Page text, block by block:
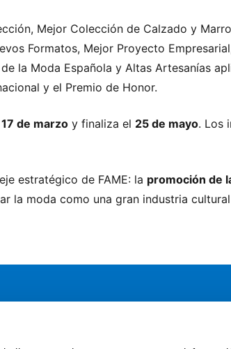
Mejor Colección de Calzado y
Formatos, Mejor Proyecto
la Moda Española y Altas Artesanías
y el Premio de Honor.
17 de marzo y finaliza el 25 de mayo. Los
estratégico de FAME: la promoción de
la moda como una gran industria